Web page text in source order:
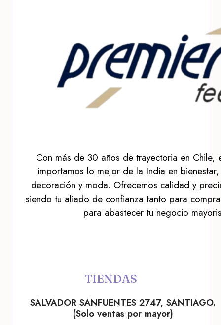
Con más de 30 años de trayectoria en Chile,
importamos lo mejor de la India en
decoración y moda. Ofrecemos calidad y
siendo tu aliado de confianza tanto para
para abastecer tu negocio
TIENDAS
SALVADOR SANFUENTES 2747, SANTIAGO.
(Solo ventas por mayor)